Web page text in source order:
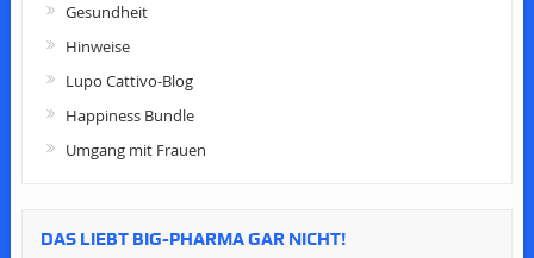
Gesundheit
Hinweise
Lupo Cattivo-Blog
Happiness Bundle
Umgang mit Frauen
DAS LIEBT BIG-PHARMA GAR NICHT!